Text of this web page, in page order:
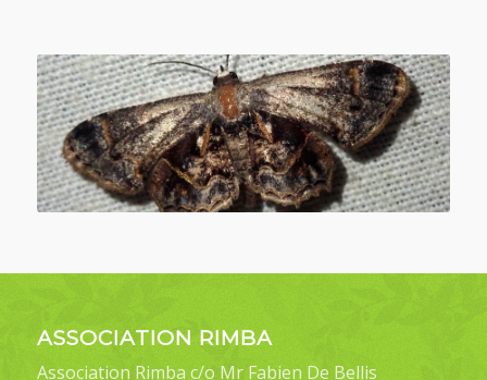
ASSOCIATION RIMBA
Association Rimba c/o Mr Fabien De Bellis